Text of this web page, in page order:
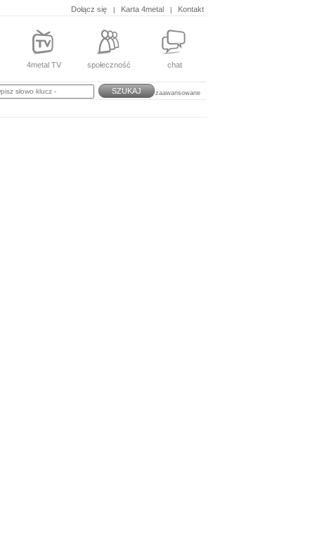
Dołącz się Karta 4metal Kontakt
4metal TV społeczność chat
SZUKAJ zaawansowane